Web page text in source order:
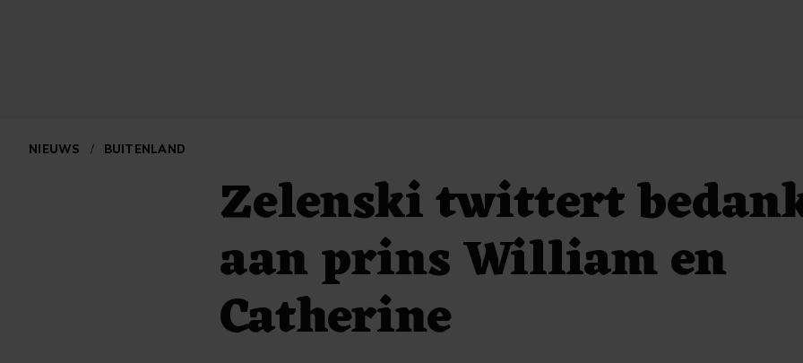
NIEUWS / BUITENLAND
Zelenski twittert
aan prins William en
Catherine